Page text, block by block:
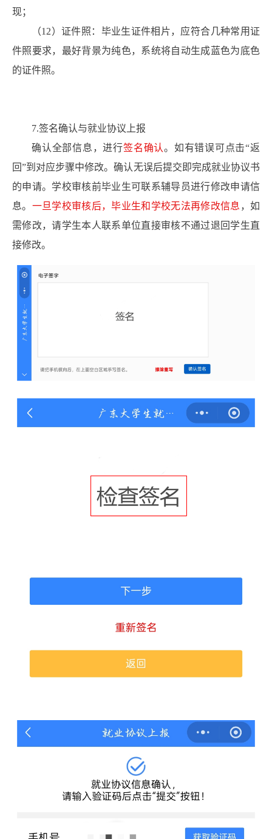
现；
（12）证件照：毕业生证件相片，应符合几种常用证
件照要求，最好背景为纯色，系统将自动生成蓝色为底色
的证件照。
7.签名确认与就业协议上报
确认全部信息，进行签名确认。如有错误可点击“返
回”到对应步骤中修改。确认无误后提交即完成就业协议书
的申请。学校审核前毕业生可联系辅导员进行修改申请信
息。 一旦学校审核后，毕业生和学校无法再修改信息 ，如
需修改，请学生本人联系单位直接审核不通过退回学生直
接修改。